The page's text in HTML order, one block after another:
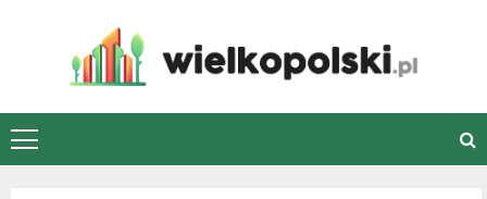
wielkopolski.pl